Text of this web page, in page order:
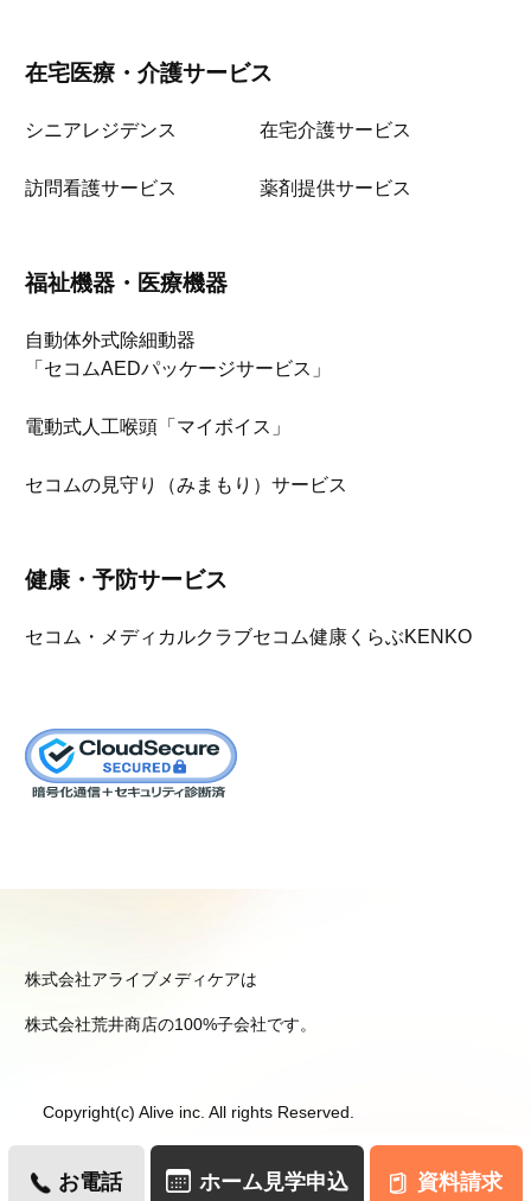
在宅医療・介護サービス
シニアレジデンス 在宅介護サービス
訪問看護サービス 薬剤提供サービス
福祉機器・医療機器
自動体外式除細動器
「セコムAEDパッケージサービス」
電動式人工喉頭「マイボイス」
セコムの見守り（みまもり）サービス
健康・予防サービス
セコム・メディカルクラブセコム健康くらぶKENKO
株式会社アライブメディケアは
株式会社荒井商店の100%子会社です。
Copyright(c) Alive inc. All rights Reserved.
お電話 ホーム見学申込 資料請求